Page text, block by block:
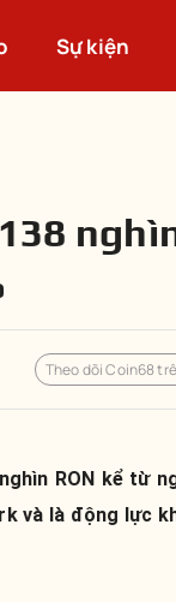
Sự kiện
Theo dõi Coin68
RON kể từ
và là động lực